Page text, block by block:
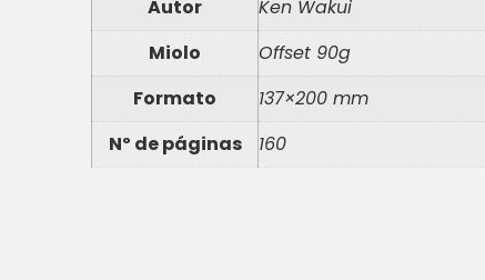
Autor
Ken Wakui
Miolo
Offset 90g
Formato
137×200 mm
Nº de páginas
160